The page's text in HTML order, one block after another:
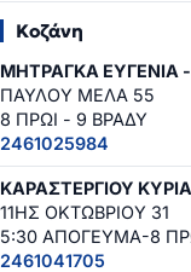
Κοζάνη
ΜΗΤΡΑΓΚΑ ΕΥΓΕΝΙΑ
ΠΑΥΛΟΥ ΜΕΛΑ 55
8 ΠΡΩΙ - 9 ΒΡΑΔΥ
2461025984
ΚΑΡΑΣΤΕΡΓΙΟΥ
11ΗΣ ΟΚΤΩΒΡΙΟΥ 31
5:30 ΑΠΟΓΕΥΜΑ-8
2461041705